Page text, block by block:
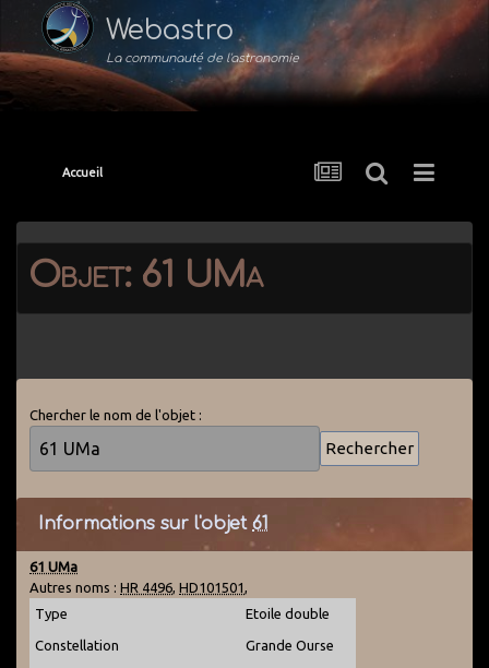
Webastro
La communauté de l'astronomie
Accueil
Objet: 61 UMa
Chercher le nom de l'objet :
Informations sur l'objet 61
61 UMa
Autres noms : HR 4496, HD101501,
Type
Etoile double
Constellation Grande Ourse